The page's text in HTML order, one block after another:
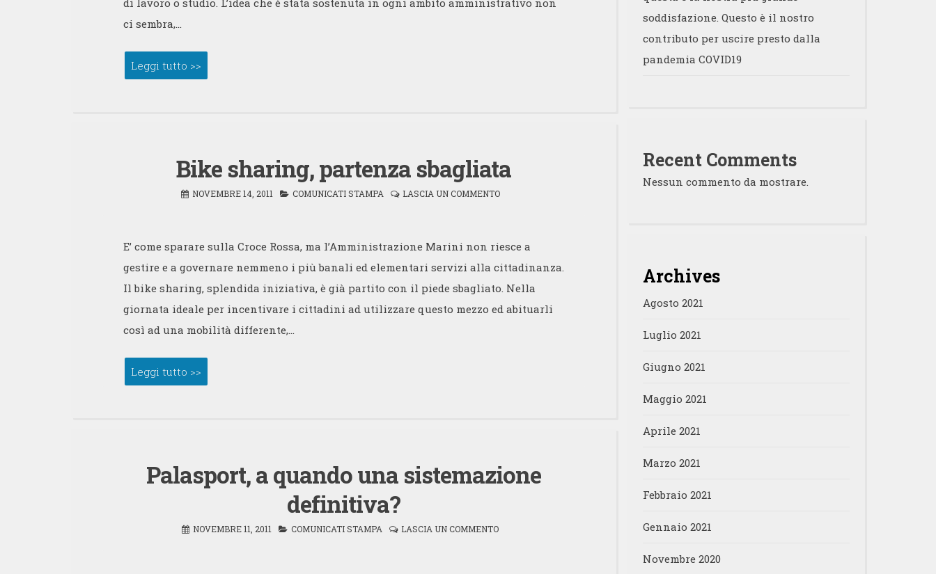
di lavoro o studio. L’idea che è stata sostenuta in ogni ambito amministrativo non
ci sembra,…
Leggi tutto >>
Bike sharing, partenza sbagliata
NOVEMBRE 14, 2011 COMUNICATI STAMPA LASCIA UN COMMENTO
E’ come sparare sulla Croce Rossa, ma l’Amministrazione Marini non riesce a
gestire e a governare nemmeno i più banali ed elementari servizi alla cittadinanza.
Il bike sharing, splendida iniziativa, è già partito con il piede sbagliato. Nella
giornata ideale per incentivare i cittadini ad utilizzare questo mezzo ed abituarli
così ad una mobilità differente,…
Leggi tutto >>
Palasport, a quando una sistemazione
definitiva?
NOVEMBRE 11, 2011 COMUNICATI STAMPA LASCIA UN COMMENTO
soddisfazione. Questo è il nostro
contributo per uscire presto dalla
pandemia COVID19
Recent Comments
Nessun commento da mostrare.
Archives
Agosto 2021
Luglio 2021
Giugno 2021
Maggio 2021
Aprile 2021
Marzo 2021
Febbraio 2021
Gennaio 2021
Novembre 2020